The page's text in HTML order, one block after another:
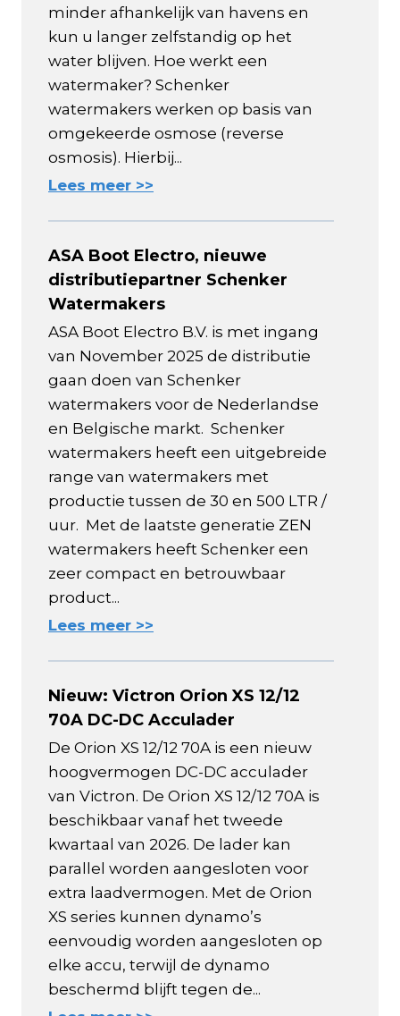
minder afhankelijk van havens en
kun u langer zelfstandig op het
water blijven. Hoe werkt een
watermaker? Schenker
watermakers werken op basis van
omgekeerde osmose (reverse
osmosis). Hierbij...
Lees meer >>
ASA Boot Electro, nieuwe
distributiepartner Schenker
Watermakers
ASA Boot Electro B.V. is met ingang
van November 2025 de distributie
gaan doen van Schenker
watermakers voor de Nederlandse
en Belgische markt. Schenker
watermakers heeft een uitgebreide
range van watermakers met
productie tussen de 30 en 500 LTR /
uur. Met de laatste generatie ZEN
watermakers heeft Schenker een
zeer compact en betrouwbaar
product...
Lees meer >>
Nieuw: Victron Orion XS 12/12
70A DC-DC Acculader
De Orion XS 12/12 70A is een nieuw
hoogvermogen DC-DC acculader
van Victron. De Orion XS 12/12 70A is
beschikbaar vanaf het tweede
kwartaal van 2026. De lader kan
parallel worden aangesloten voor
extra laadvermogen. Met de Orion
XS series kunnen dynamo’s
eenvoudig worden aangesloten op
elke accu, terwijl de dynamo
beschermd blijft tegen de...